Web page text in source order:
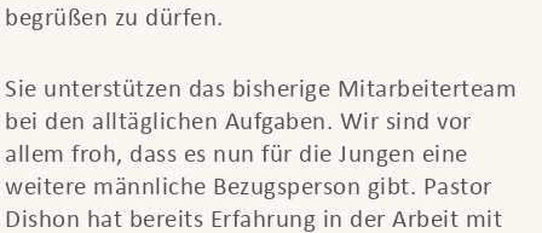
begrüßen zu dürfen.
Sie unterstützen das bisherige Mitarbeiterteam
bei den alltäglichen Aufgaben. Wir sind vor
allem froh, dass es nun für die Jungen eine
weitere männliche Bezugsperson gibt. Pastor
Dishon hat bereits Erfahrung in der Arbeit mit